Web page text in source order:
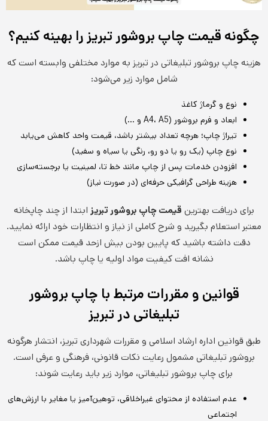
چگونه قیمت چاپ بروشور تبریز را بهینه کنیم؟
هزینه چاپ بروشور تبلیغاتی در تبریز به موارد مختلفی وابسته است که
شامل موارد زیر می‌شود:
نوع و گرماژ کاغذ
ابعاد و فرم بروشور (A4، A5 و …)
تیراژ چاپ؛ هرچه تعداد بیشتر باشد، قیمت واحد کاهش می‌یابد
نوع چاپ (یک رو یا دو رو، رنگی یا سیاه و سفید)
افزودن خدمات پس از چاپ مانند خط تا، لمینیت یا برجسته‌سازی
هزینه طراحی گرافیکی حرفه‌ای (در صورت نیاز)
برای دریافت بهترین قیمت چاپ بروشور تبریز ابتدا از چند چاپخانه
معتبر استعلام بگیرید و شرح کاملی از نیاز و انتظارات خود ارائه نمایید.
دقت داشته باشید که پایین بودن بیش ازحد قیمت ممکن است
نشانه افت کیفیت مواد اولیه یا چاپ باشد.
قوانین و مقررات مرتبط با چاپ بروشور
تبلیغاتی در تبریز
طبق قوانین اداره ارشاد اسلامی و مقررات شهرداری تبریز، انتشار هرگونه
بروشور تبلیغاتی مشمول رعایت نکات قانونی، فرهنگی و عرفی است.
برای چاپ بروشور تبلیغاتی، موارد زیر باید رعایت شوند:
عدم استفاده از محتوای غیراخلاقی، توهین‌آمیز یا مغایر با ارزش‌های
اجتماعی